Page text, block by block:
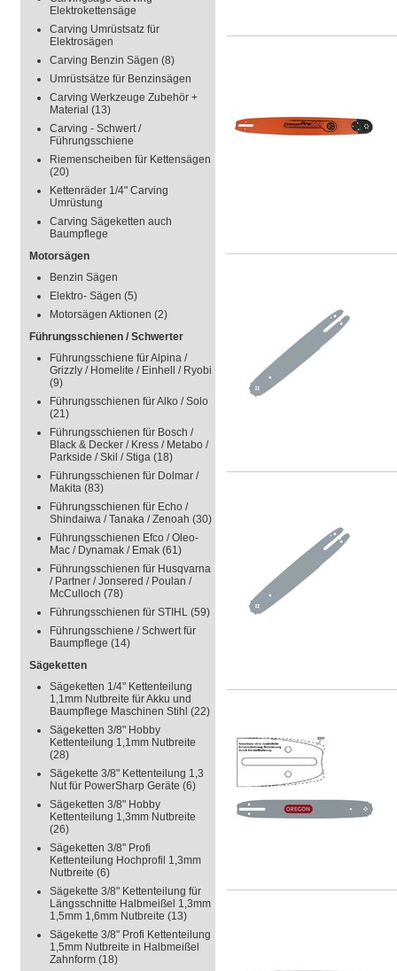
Elektrokettensäge
Carving Umrüstsatz für
Elektrosägen
Carving Benzin Sägen (8)
Umrüstsätze für Benzinsägen
Carving Werkzeuge Zubehör +
Material (13)
Carving - Schwert /
Führungsschiene
Riemenscheiben für Kettensägen
(20)
Kettenräder 1/4" Carving
Umrüstung
Carving Sägeketten auch
Baumpflege
Motorsägen
Benzin Sägen
Elektro- Sägen (5)
Motorsägen Aktionen (2)
Führungsschienen / Schwerter
Führungsschiene für Alpina /
Grizzly / Homelite / Einhell / Ryobi
(9)
Führungsschienen für Alko / Solo
(21)
Führungsschienen für Bosch /
Black & Decker / Kress / Metabo /
Parkside / Skil / Stiga (18)
Führungsschienen für Dolmar /
Makita (83)
Führungsschienen für Echo /
Shindaiwa / Tanaka / Zenoah (30)
Führungsschienen Efco / Oleo-
Mac / Dynamak / Emak (61)
Führungsschienen für Husqvarna
/ Partner / Jonsered / Poulan /
McCulloch (78)
Führungsschienen für STIHL (59)
Führungsschiene / Schwert für
Baumpflege (14)
Sägeketten
Sägeketten 1/4" Kettenteilung
1,1mm Nutbreite für Akku und
Baumpflege Maschinen Stihl (22)
Sägeketten 3/8" Hobby
Kettenteilung 1,1mm Nutbreite
(28)
Sägekette 3/8" Kettenteilung 1,3
Nut für PowerSharp Geräte (6)
Sägeketten 3/8" Hobby
Kettenteilung 1,3mm Nutbreite
(26)
Sägeketten 3/8" Profi
Kettenteilung Hochprofil 1,3mm
Nutbreite (6)
Sägekette 3/8" Kettenteilung für
Längsschnitte Halbmeißel 1,3mm
1,5mm 1,6mm Nutbreite (13)
Sägekette 3/8" Profi Kettenteilung
1,5mm Nutbreite in Halbmeißel
Zahnform (18)